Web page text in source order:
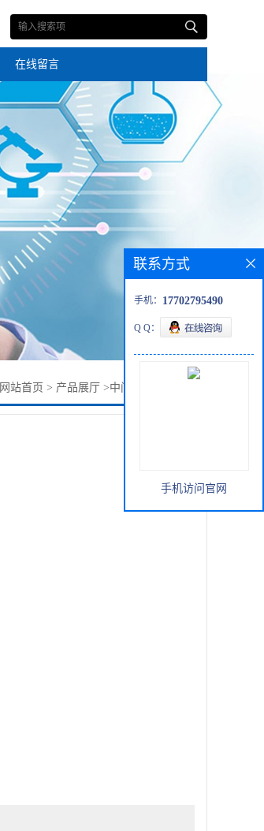
在线留言
网站首页 > 产品展厅 >中间体
联系方式
手机： 17702795490
Q Q：
手机访问官网